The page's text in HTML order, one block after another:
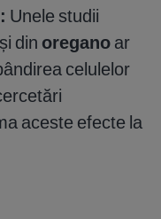
Unele studii
din oregano ar
celulelor
aceste efecte la